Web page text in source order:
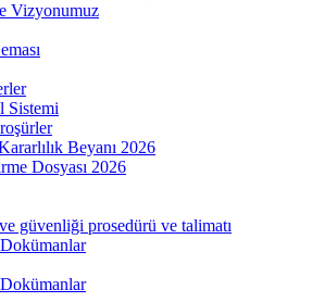
Vizyonumuz
Sistemi
Beyanı 2026
Dosyası 2026
ve güvenliği prosedürü ve talimatı
Dokümanlar
Dokümanlar